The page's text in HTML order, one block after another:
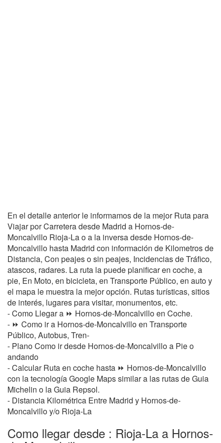
En el detalle anterior le informamos de la mejor Ruta para
Viajar por Carretera desde Madrid a Hornos-de-
Moncalvillo Rioja-La o a la inversa desde Hornos-de-
Moncalvillo hasta Madrid con información de Kilometros de
Distancia, Con peajes o sin peajes, Incidencias de Tráfico,
atascos, radares. La ruta la puede planificar en coche, a
pie, En Moto, en bicicleta, en Transporte Público, en auto y
el mapa le muestra la mejor opción. Rutas turísticas, sitios
de interés, lugares para visitar, monumentos, etc.
- Como Llegar a ⏩ Hornos-de-Moncalvillo en Coche.
- ⏩ Como ir a Hornos-de-Moncalvillo en Transporte
Público, Autobus, Tren-
- Plano Como ir desde Hornos-de-Moncalvillo a Pie o
andando
- Calcular Ruta en coche hasta ⏩ Hornos-de-Moncalvillo
con la tecnología Google Maps similar a las rutas de Guia
Michelin o la Guia Repsol.
- Distancia Kilométrica Entre Madrid y Hornos-de-
Moncalvillo y/o Rioja-La
Como llegar desde : Rioja-La a Hornos-